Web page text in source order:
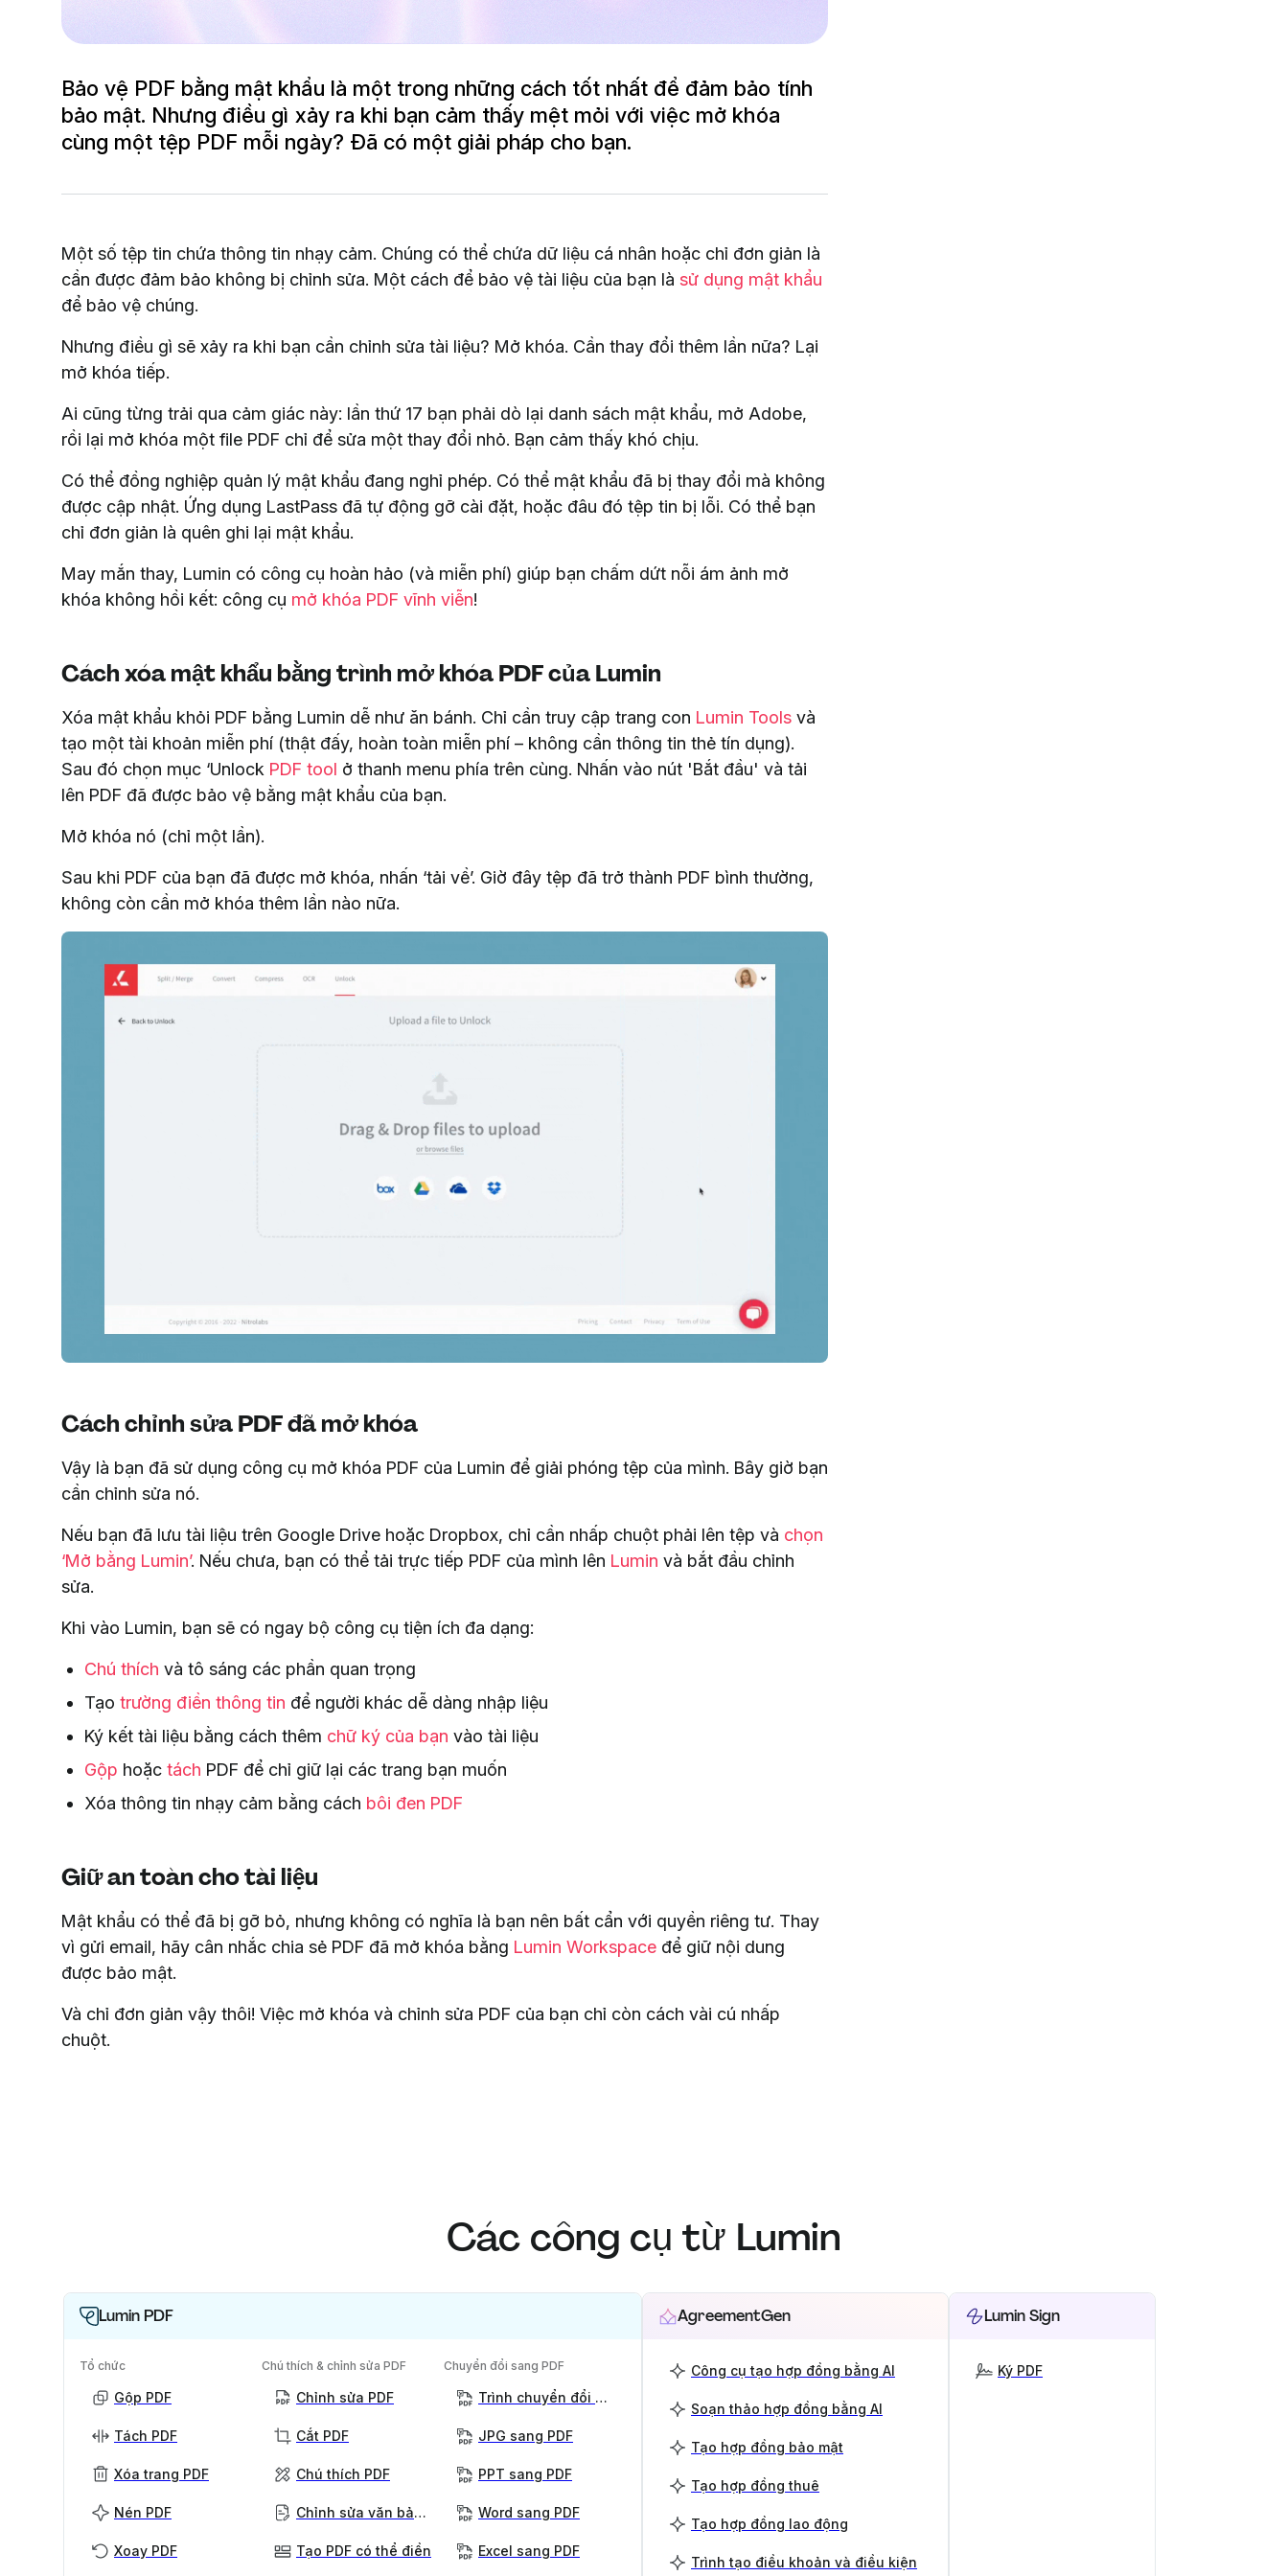
Bảo vệ PDF bằng mật khẩu là một trong những cách tốt nhất để đảm bảo tính
bảo mật. Nhưng điều gì xảy ra khi bạn cảm thấy mệt mỏi với việc mở khóa
cùng một tệp PDF mỗi ngày? Đã có một giải pháp cho bạn.
Một số tệp tin chứa thông tin nhạy cảm. Chúng có thể chứa dữ liệu cá nhân hoặc chỉ đơn giản là
cần được đảm bảo không bị chỉnh sửa. Một cách để bảo vệ tài liệu của bạn là sử dụng mật khẩu
để bảo vệ chúng.
Nhưng điều gì sẽ xảy ra khi bạn cần chỉnh sửa tài liệu? Mở khóa. Cần thay đổi thêm lần nữa? Lại
mở khóa tiếp.
Ai cũng từng trải qua cảm giác này: lần thứ 17 bạn phải dò lại danh sách mật khẩu, mở Adobe,
rồi lại mở khóa một file PDF chỉ để sửa một thay đổi nhỏ. Bạn cảm thấy khó chịu.
Có thể đồng nghiệp quản lý mật khẩu đang nghỉ phép. Có thể mật khẩu đã bị thay đổi mà không
được cập nhật. Ứng dụng LastPass đã tự động gỡ cài đặt, hoặc đâu đó tệp tin bị lỗi. Có thể bạn
chỉ đơn giản là quên ghi lại mật khẩu.
May mắn thay, Lumin có công cụ hoàn hảo (và miễn phí) giúp bạn chấm dứt nỗi ám ảnh mở
khóa không hồi kết: công cụ mở khóa PDF vĩnh viễn!
Cách xóa mật khẩu bằng trình mở khóa PDF của Lumin
Xóa mật khẩu khỏi PDF bằng Lumin dễ như ăn bánh. Chỉ cần truy cập trang con Lumin Tools và
tạo một tài khoản miễn phí (thật đấy, hoàn toàn miễn phí – không cần thông tin thẻ tín dụng).
Sau đó chọn mục ‘Unlock PDF tool ở thanh menu phía trên cùng. Nhấn vào nút 'Bắt đầu' và tải
lên PDF đã được bảo vệ bằng mật khẩu của bạn.
Mở khóa nó (chỉ một lần).
Sau khi PDF của bạn đã được mở khóa, nhấn ‘tải về’. Giờ đây tệp đã trở thành PDF bình thường,
không còn cần mở khóa thêm lần nào nữa.
Cách chỉnh sửa PDF đã mở khóa
Vậy là bạn đã sử dụng công cụ mở khóa PDF của Lumin để giải phóng tệp của mình. Bây giờ bạn
cần chỉnh sửa nó.
Nếu bạn đã lưu tài liệu trên Google Drive hoặc Dropbox, chỉ cần nhấp chuột phải lên tệp và chọn
‘Mở bằng Lumin’. Nếu chưa, bạn có thể tải trực tiếp PDF của mình lên Lumin và bắt đầu chỉnh
sửa.
Khi vào Lumin, bạn sẽ có ngay bộ công cụ tiện ích đa dạng:
Chú thích và tô sáng các phần quan trọng
Tạo trường điền thông tin để người khác dễ dàng nhập liệu
Ký kết tài liệu bằng cách thêm chữ ký của bạn vào tài liệu
Gộp hoặc tách PDF để chỉ giữ lại các trang bạn muốn
Xóa thông tin nhạy cảm bằng cách bôi đen PDF
Giữ an toàn cho tài liệu
Mật khẩu có thể đã bị gỡ bỏ, nhưng không có nghĩa là bạn nên bất cẩn với quyền riêng tư. Thay
vì gửi email, hãy cân nhắc chia sẻ PDF đã mở khóa bằng Lumin Workspace để giữ nội dung
được bảo mật.
Và chỉ đơn giản vậy thôi! Việc mở khóa và chỉnh sửa PDF của bạn chỉ còn cách vài cú nhấp
chuột.
Các công cụ từ Lumin
Lumin PDF
Tổ chức
Gộp PDF
Tách PDF
Xóa trang PDF
Nén PDF
Xoay PDF
Chú thích & chỉnh sửa PDF
Chỉnh sửa PDF
Cắt PDF
Chú thích PDF
Chỉnh sửa văn bản PDF
Tạo PDF có thể điền
Chuyển đổi sang PDF
Trình chuyển đổi PDF
JPG sang PDF
PPT sang PDF
Word sang PDF
Excel sang PDF
AgreementGen
Công cụ tạo hợp đồng bằng AI
Soạn thảo hợp đồng bằng AI
Tạo hợp đồng bảo mật
Tạo hợp đồng thuê
Tạo hợp đồng lao động
Trình tạo điều khoản và điều kiện
Lumin Sign
Ký PDF